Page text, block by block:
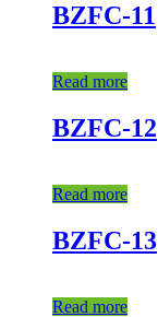
BZFC-11
Read more
BZFC-12
Read more
BZFC-13
Read more